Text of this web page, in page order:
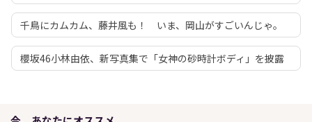
千鳥にカムカム、藤井風も！ いま、岡山がすごいんじゃ。
櫻坂46小林由依、新写真集で「女神の砂時計ボディ」を披露